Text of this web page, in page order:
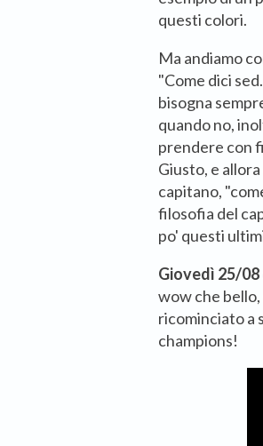
questi colori.
Ma andiamo
"Come dici
bisogna
quando no,
prendere con
Giusto, e
capitano,
filosofia del
po' questi
Giovedì 25/08
wow che bello,
ricominciato a
champions!